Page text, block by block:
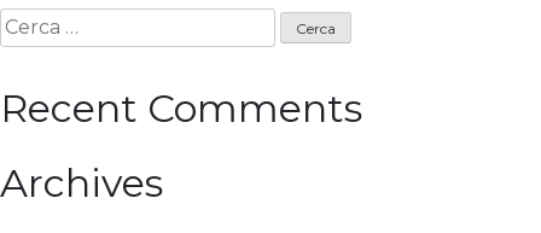
Ricerca
per:
Recent Comments
Archives